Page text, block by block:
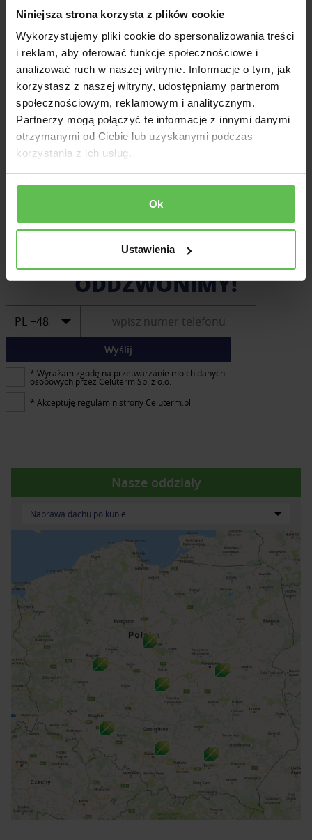
Niniejsza strona korzysta z plików cookie
Wykorzystujemy pliki cookie do spersonalizowania treści
i reklam, aby oferować funkcje społecznościowe i
analizować ruch w naszej witrynie. Informacje o tym, jak
korzystasz z naszej witryny, udostępniamy partnerom
społecznościowym, reklamowym i analitycznym.
Partnerzy mogą połączyć te informacje z innymi danymi
otrzymanymi od Ciebie lub uzyskanymi podczas
korzystania z ich usług.
Ok
Ustawienia
Firma klasy Premium. Począwszy od spotkania
audytowego i oferty przedstawionej przez Pana
Grzegorza a skończywszy na solidnym, terminowym i
bezproblemowym wykonaniu zlecenia kontakt z Nimi
to ciąg pozytywnych zaskoczeń i wrażen.
Zdecydowanie polecam każdemu rozważającemu
izolację pianą PUR.
Posted on
Google
Zróbmy coś razem
zostaw numer.
ODDZWONIMY!
Wyślij
* Wyrażam zgodę na przetwarzanie moich danych
osobowych przez Celuterm Sp. z o.o.
* Akceptuję regulamin strony Celuterm.pl.
Nasze oddziały